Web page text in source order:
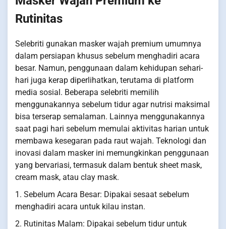
Rutinitas
Selebriti gunakan masker wajah premium umumnya
dalam persiapan khusus sebelum menghadiri acara
besar. Namun, penggunaan dalam kehidupan sehari-
hari juga kerap diperlihatkan, terutama di platform
media sosial. Beberapa selebriti memilih
menggunakannya sebelum tidur agar nutrisi maksimal
bisa terserap semalaman. Lainnya menggunakannya
saat pagi hari sebelum memulai aktivitas harian untuk
membawa kesegaran pada raut wajah. Teknologi dan
inovasi dalam masker ini memungkinkan penggunaan
yang bervariasi, termasuk dalam bentuk sheet mask,
cream mask, atau clay mask.
1. Sebelum Acara Besar: Dipakai sesaat sebelum
menghadiri acara untuk kilau instan.
2. Rutinitas Malam: Dipakai sebelum tidur untuk